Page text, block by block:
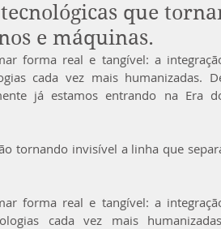
que
e máquinas.
forma real e tangível: a
cada vez mais humanizadas.
já estamos entrando na Era
tornando invisível a linha que
forma real e tangível: a
cada vez mais